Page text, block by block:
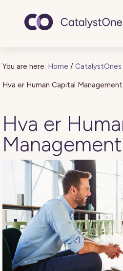
You are here: Home /
Hva er Human Capital
Hva er